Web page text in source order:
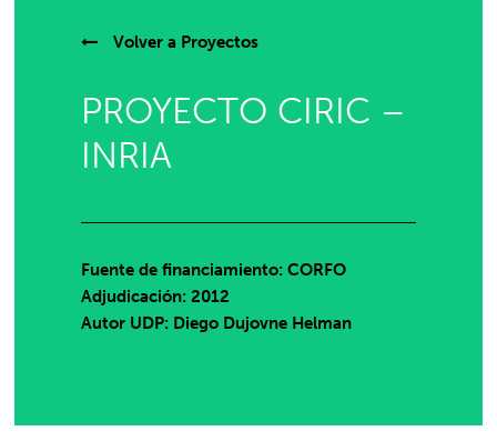
Volver a Proyectos
PROYECTO CIRIC –
INRIA
Fuente de financiamiento: CORFO
Adjudicación: 2012
Autor UDP: Diego Dujovne Helman